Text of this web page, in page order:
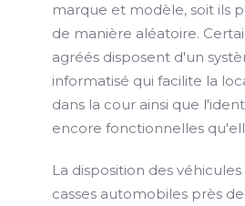
marque et modèle, soit ils
de manière aléatoire.
agréés disposent d'un
informatisé qui facilite la
dans la cour ainsi que
encore fonctionnelles
La disposition des
casses automobiles près